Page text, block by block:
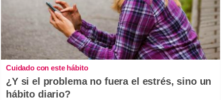
Cuidado con este hábito
¿Y si el problema no fuera el estrés, sino un
hábito diario?